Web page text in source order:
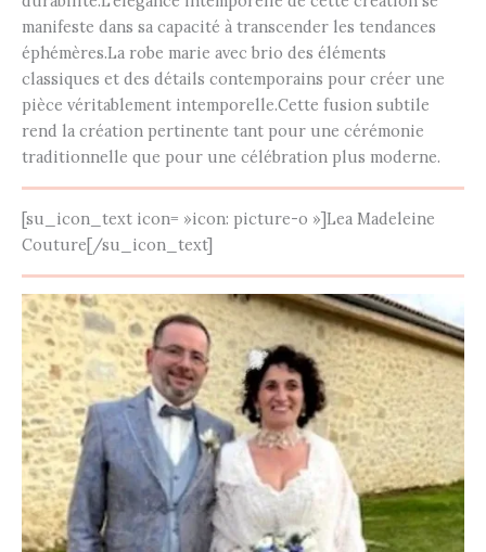
manifeste dans sa capacité à transcender les tendances
éphémères.La robe marie avec brio des éléments
classiques et des détails contemporains pour créer une
pièce véritablement intemporelle.Cette fusion subtile
rend la création pertinente tant pour une cérémonie
traditionnelle que pour une célébration plus moderne.
[su_icon_text icon= »icon: picture-o »]Lea Madeleine
Couture[/su_icon_text]